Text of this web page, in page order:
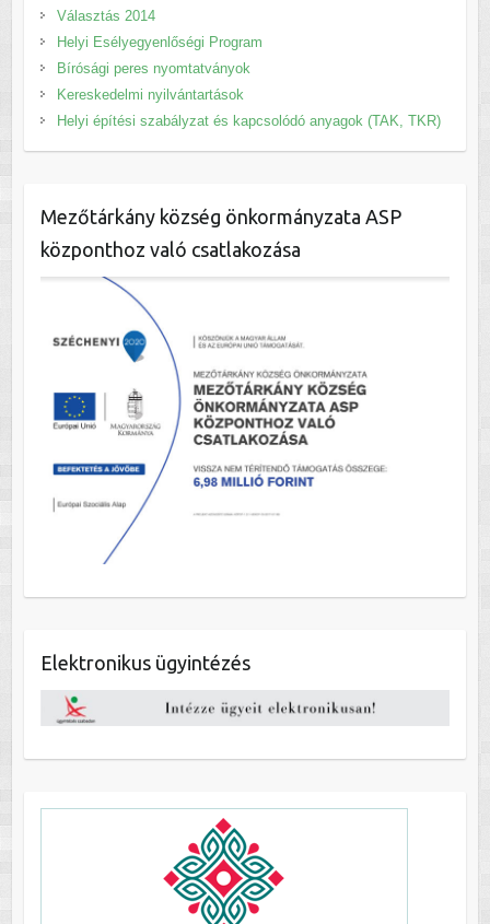
Választás 2014
Helyi Esélyegyenlőségi Program
Bírósági peres nyomtatványok
Kereskedelmi nyilvántartások
Helyi építési szabályzat és kapcsolódó anyagok (TAK, TKR)
Mezőtárkány község önkormányzata ASP
központhoz való csatlakozása
Elektronikus ügyintézés